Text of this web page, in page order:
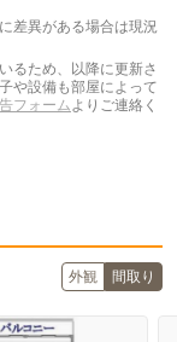
差異がある場合は現況
るため、以降に更新さ
や設備も部屋によって
フォームよりご連絡く
外観 間取り